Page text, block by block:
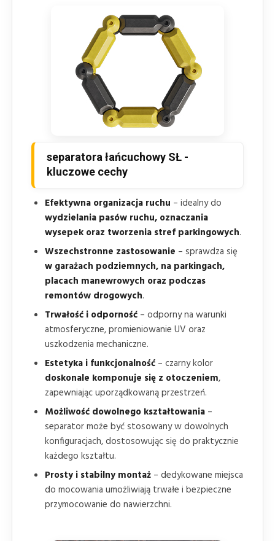
separatora łańcuchowy SŁ -
kluczowe cechy
Efektywna organizacja ruchu – idealny do
wydzielania pasów ruchu, oznaczania
wysepek oraz tworzenia stref parkingowych.
Wszechstronne zastosowanie – sprawdza się
w garażach podziemnych, na parkingach,
placach manewrowych oraz podczas
remontów drogowych.
Trwałość i odporność – odporny na warunki
atmosferyczne, promieniowanie UV oraz
uszkodzenia mechaniczne.
Estetyka i funkcjonalność – czarny kolor
doskonale komponuje się z otoczeniem,
zapewniając uporządkowaną przestrzeń.
Możliwość dowolnego kształtowania –
separator może być stosowany w dowolnych
konfiguracjach, dostosowując się do praktycznie
każdego kształtu.
Prosty i stabilny montaż – dedykowane miejsca
do mocowania umożliwiają trwałe i bezpieczne
przymocowanie do nawierzchni.